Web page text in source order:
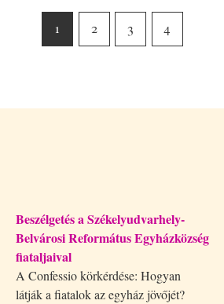
1 2 3 4
Beszélgetés a Székelyudvarhely-
Belvárosi Református Egyházközség
fiataljaival
A Confessio körkérdése: Hogyan
látják a fiatalok az egyház jövőjét?